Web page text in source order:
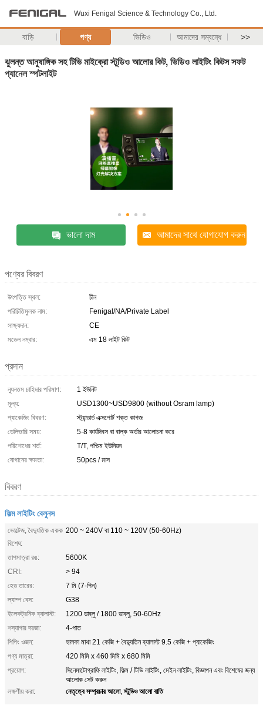
Wuxi Fenigal Science & Technology Co., Ltd.
বাড়ি পণ্য ভিডিও আমাদের সম্বন্ধে >>
ঝুলন্ত আনুষাঙ্গিক সহ টিভি মাইক্রো স্টুডিও আলোর কিট, ভিডিও লাইটিং কিটস সফট
প্যানেল স্পটলাইট
ভালো দাম আমাদের সাথে যোগাযোগ করুন
পণ্যের বিবরণ
উৎপত্তি স্থল:
চীন
পরিচিতিমুলক নাম:
Fenigal/NA/Private Label
সাক্ষ্যদান:
CE
মডেল নম্বার:
এম 18 লাইট কিট
প্রদান
ন্যূনতম চাহিদার পরিমাণ:
1 ইউনিট
মূল্য:
USD1300~USD9800 (without Osram lamp)
প্যাকেজিং বিবরণ:
স্ট্যান্ডার্ড এক্সপোর্ট শক্ত কাগজ
ডেলিভারি সময়:
5-8 কার্যদিবস বা বাল্ক অর্ডার আলোচনা করে
পরিশোধের শর্ত:
T/T, পশ্চিম ইউনিয়ন
যোগানের ক্ষমতা:
50pcs / মাস
বিবরণ
ফিল্ম লাইটিং বেলুনস
ভোল্টেজ, বৈদ্যুতিক একক
বিশেষ:
200 ~ 240V বা 110 ~ 120V (50-60Hz)
তাপমাত্রা রঙ:
5600K
CRI:
> 94
হেড তারের:
7 মি (7-পিন)
ল্যাম্প বেস:
G38
ইলেকট্রনিক ব্যালাস্ট:
1200 ডাব্লু / 1800 ডাব্লু, 50-60Hz
শস্যাগার দরজা:
4-পাত
শিপিং ওজন:
হালকা মাথা 21 কেজি + বৈদ্যুতিন ব্যালাস্ট 9.5 কেজি + প্যাকেজিং
পণ্য মাত্রা:
420 মিমি x 460 মিমি x 680 মিমি
প্রয়োগ:
সিনেমাটোগ্রাফি লাইটিং, ফিল্ম / টিভি লাইটিং, মেইন লাইটিং, বিজ্ঞাপন এবং বিশেষের জন্য
আলোক সেট করুন
লক্ষণীয় করা:
নেতৃত্বে সম্প্রচার আলো,স্টুডিও আলো বাতি